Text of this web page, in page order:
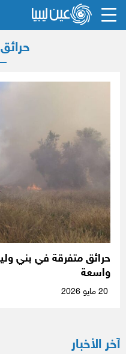
حرائق متفرقة في بني
واسعة
آخر الأخبار